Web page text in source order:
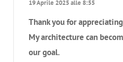
19 Aprile 2025 alle 8:55
Thank you for
My architecture can
our goal.